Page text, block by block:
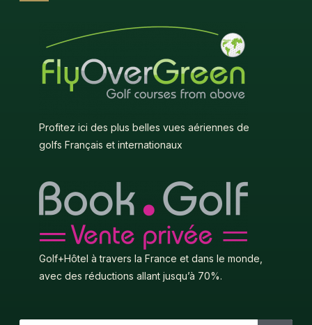
Profitez ici des plus belles vues aériennes de
golfs Français et internationaux
Golf+Hôtel à travers la France et dans le monde,
avec des réductions allant jusqu’à 70%.